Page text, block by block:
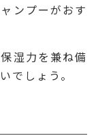
ンプーがおす
湿力を兼ね備
でしょう。